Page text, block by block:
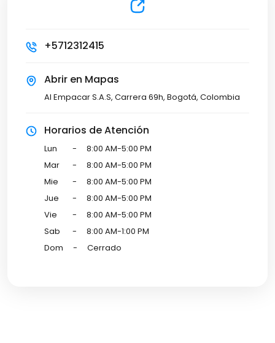
+5712312415
Abrir en Mapas
Al Empacar S.A.S, Carrera 69h, Bogotá, Colombia
Horarios de Atención
Lun -
8:00 AM-5:00 PM
Mar
-
8:00 AM-5:00 PM
Mie
-
8:00 AM-5:00 PM
Jue
-
8:00 AM-5:00 PM
Vie
-
8:00 AM-5:00 PM
Sab
-
8:00 AM-1:00 PM
Dom
- Cerrado